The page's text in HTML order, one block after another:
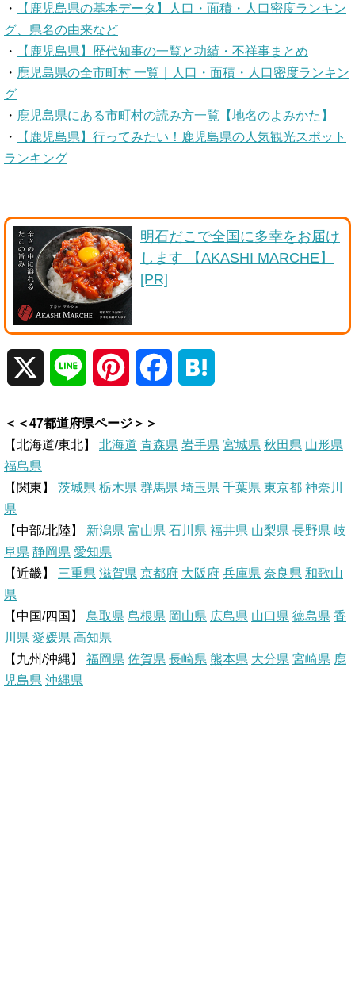
・
【鹿児島県の基本データ】人口・面積・人口密度ランキン
グ、県名の由来など
・
【鹿児島県】歴代知事の一覧と功績・不祥事まとめ
・ 鹿児島県の全市町村 一覧｜人口・面積・人口密度ランキン
グ
・ 鹿児島県にある市町村の読み方一覧【地名のよみかた】
・
【鹿児島県】行ってみたい！鹿児島県の人気観光スポット
ランキング
明石だこで全国に多幸をお届け
します 【AKASHI MARCHE】
[PR]
n n
s
t
c
k
t
＜＜47都道府県ページ＞＞
【北海道/東北】 北海道 青森県 岩手県 宮城県 秋田県 山形県
福島県
【関東】 茨城県 栃木県 群馬県 埼玉県 千葉県 東京都 神奈川
県
【中部/北陸】 新潟県 富山県 石川県 福井県 山梨県 長野県 岐
阜県 静岡県 愛知県
【近畿】 三重県 滋賀県 京都府 大阪府 兵庫県 奈良県 和歌山
県
【中国/四国】 鳥取県 島根県 岡山県 広島県 山口県 徳島県 香
川県 愛媛県 高知県
【九州/沖縄】 福岡県 佐賀県 長崎県 熊本県 大分県 宮崎県 鹿
児島県 沖縄県